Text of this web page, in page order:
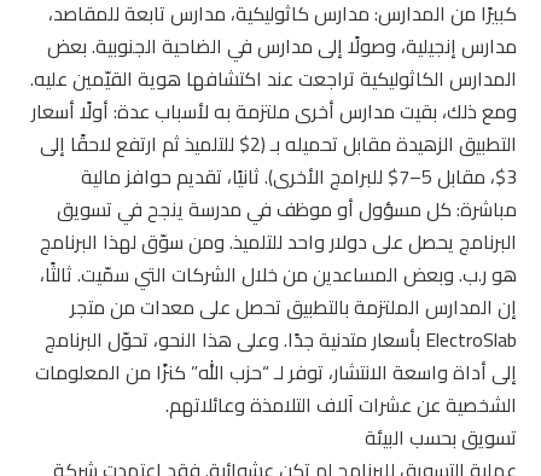
كبيرًا من المدارس: مدارس كاثوليكية، مدارس تابعة للمقاصد،
مدارس إنجيلية، وصولًا إلى مدارس في الضاحية الجنوبية. بعض
المدارس الكاثوليكية تراجعت عند اكتشافها هوية القيّمين عليه.
ومع ذلك، بقيت مدارس أخرى ملتزمة به لأسباب عدة: أولًا أسعار
التطبيق الزهيدة مقابل تحميله بـ (2$ للتلميذ ثم ارتفع لاحقًا إلى
3$، مقابل 5–7$ للبرامج الأخرى). ثانيًا، تقديم حوافز مالية
مباشرة: كل مسؤول أو موظف في مدرسة ينجح في تسويق
البرنامج يحصل على دولار واحد للتلميذ. ومن سوّق لهذا البرنامج
هو ر.ب. وبعض المساعدين من خلال الشركات التي سمّيت. ثالثًا،
إن المدارس الملتزمة بالتطبيق تحصل على معدات من متجر
ElectroSlab بأسعار متدنية جدًا. وعلى هذا النحو، تحوّل البرنامج
إلى أداة واسعة الانتشار، توفر لـ “حزب الله” كنزًا من المعلومات
الشخصية عن عشرات آلاف التلامذة وعائلاتهم.
تسويق بحسب البيئة